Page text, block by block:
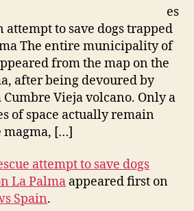
es
to save dogs trapped
The entire municipality of
from the map on the
after being devoured by
Vieja volcano. Only a
of space actually remain
magma, […]
attempt to save dogs
La Palma appeared first on
Spain.